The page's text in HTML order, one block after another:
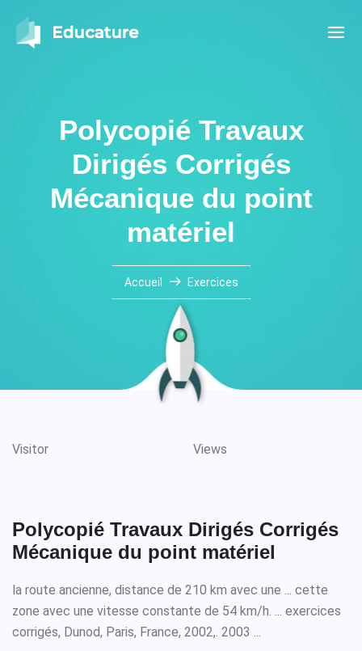
Polycopié Travaux
Dirigés Corrigés
Mécanique du point
matériel
Accueil Exercices
Visitor Views
Polycopié Travaux Dirigés Corrigés
Mécanique du point matériel
la route ancienne, distance de 210 km avec une ... cette
zone avec une vitesse constante de 54 km/h. ... exercices
corrigés, Dunod, Paris, France, 2002,. 2003 ...